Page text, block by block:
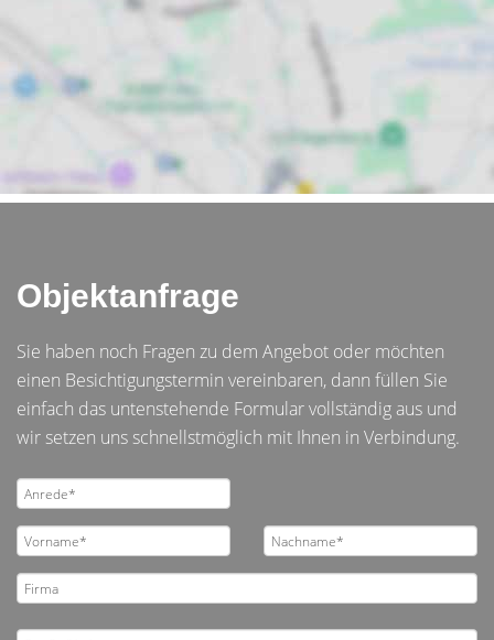
Objektanfrage
Sie haben noch Fragen zu dem Angebot oder möchten
einen Besichtigungstermin vereinbaren, dann füllen Sie
einfach das untenstehende Formular vollständig aus und
wir setzen uns schnellstmöglich mit Ihnen in Verbindung.